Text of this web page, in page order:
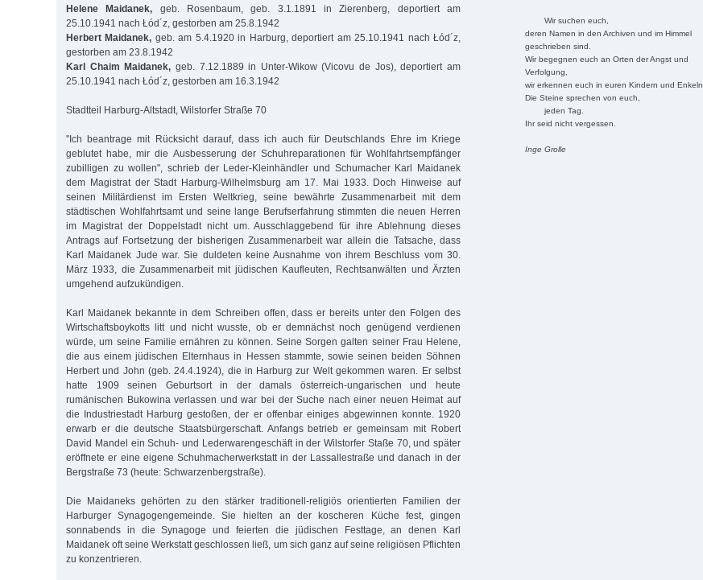
Wir suchen euch,
deren Namen in den Archiven und im Himmel
geschrieben sind.
Wir begegnen euch an Orten der Angst und
Verfolgung,
wir erkennen euch in euren Kindern und Enkeln.
Die Steine sprechen von euch,
jeden Tag.
Ihr seid nicht vergessen.
Inge Grolle
Helene Maidanek, geb. Rosenbaum, geb. 3.1.1891 in Zierenberg, deportiert am
25.10.1941 nach Łód´z, gestorben am 25.8.1942
Herbert Maidanek, geb. am 5.4.1920 in Harburg, deportiert am 25.10.1941 nach Łód´z,
gestorben am 23.8.1942
Karl Chaim Maidanek, geb. 7.12.1889 in Unter-Wikow (Vicovu de Jos), deportiert am
25.10.1941 nach Łód´z, gestorben am 16.3.1942
Stadtteil Harburg-Altstadt, Wilstorfer Straße 70
"Ich beantrage mit Rücksicht darauf, dass ich auch für Deutschlands Ehre im Kriege
geblutet habe, mir die Ausbesserung der Schuhreparationen für Wohlfahrtsempfänger
zubilligen zu wollen", schrieb der Leder-Kleinhändler und Schumacher Karl Maidanek
dem Magistrat der Stadt Harburg-Wilhelmsburg am 17. Mai 1933. Doch Hinweise auf
seinen Militärdienst im Ersten Weltkrieg, seine bewährte Zusammenarbeit mit dem
städtischen Wohlfahrtsamt und seine lange Berufserfahrung stimmten die neuen Herren
im Magistrat der Doppelstadt nicht um. Ausschlaggebend für ihre Ablehnung dieses
Antrags auf Fortsetzung der bisherigen Zusammenarbeit war allein die Tatsache, dass
Karl Maidanek Jude war. Sie duldeten keine Ausnahme von ihrem Beschluss vom 30.
März 1933, die Zusammenarbeit mit jüdischen Kaufleuten, Rechtsanwälten und Ärzten
umgehend aufzukündigen.
Karl Maidanek bekannte in dem Schreiben offen, dass er bereits unter den Folgen des
Wirtschaftsboykotts litt und nicht wusste, ob er demnächst noch genügend verdienen
würde, um seine Familie ernähren zu können. Seine Sorgen galten seiner Frau Helene,
die aus einem jüdischen Elternhaus in Hessen stammte, sowie seinen beiden Söhnen
Herbert und John (geb. 24.4.1924), die in Harburg zur Welt gekommen waren. Er selbst
hatte 1909 seinen Geburtsort in der damals österreich-ungarischen und heute
rumänischen Bukowina verlassen und war bei der Suche nach einer neuen Heimat auf
die Industriestadt Harburg gestoßen, der er offenbar einiges abgewinnen konnte. 1920
erwarb er die deutsche Staatsbürgerschaft. Anfangs betrieb er gemeinsam mit Robert
David Mandel ein Schuh- und Lederwarengeschäft in der Wilstorfer Staße 70, und später
eröffnete er eine eigene Schuhmacherwerkstatt in der Lassallestraße und danach in der
Bergstraße 73 (heute: Schwarzenbergstraße).
Die Maidaneks gehörten zu den stärker traditionell-religiös orientierten Familien der
Harburger Synagogengemeinde. Sie hielten an der koscheren Küche fest, gingen
sonnabends in die Synagoge und feierten die jüdischen Festtage, an denen Karl
Maidanek oft seine Werkstatt geschlossen ließ, um sich ganz auf seine religiösen Pflichten
zu konzentrieren.